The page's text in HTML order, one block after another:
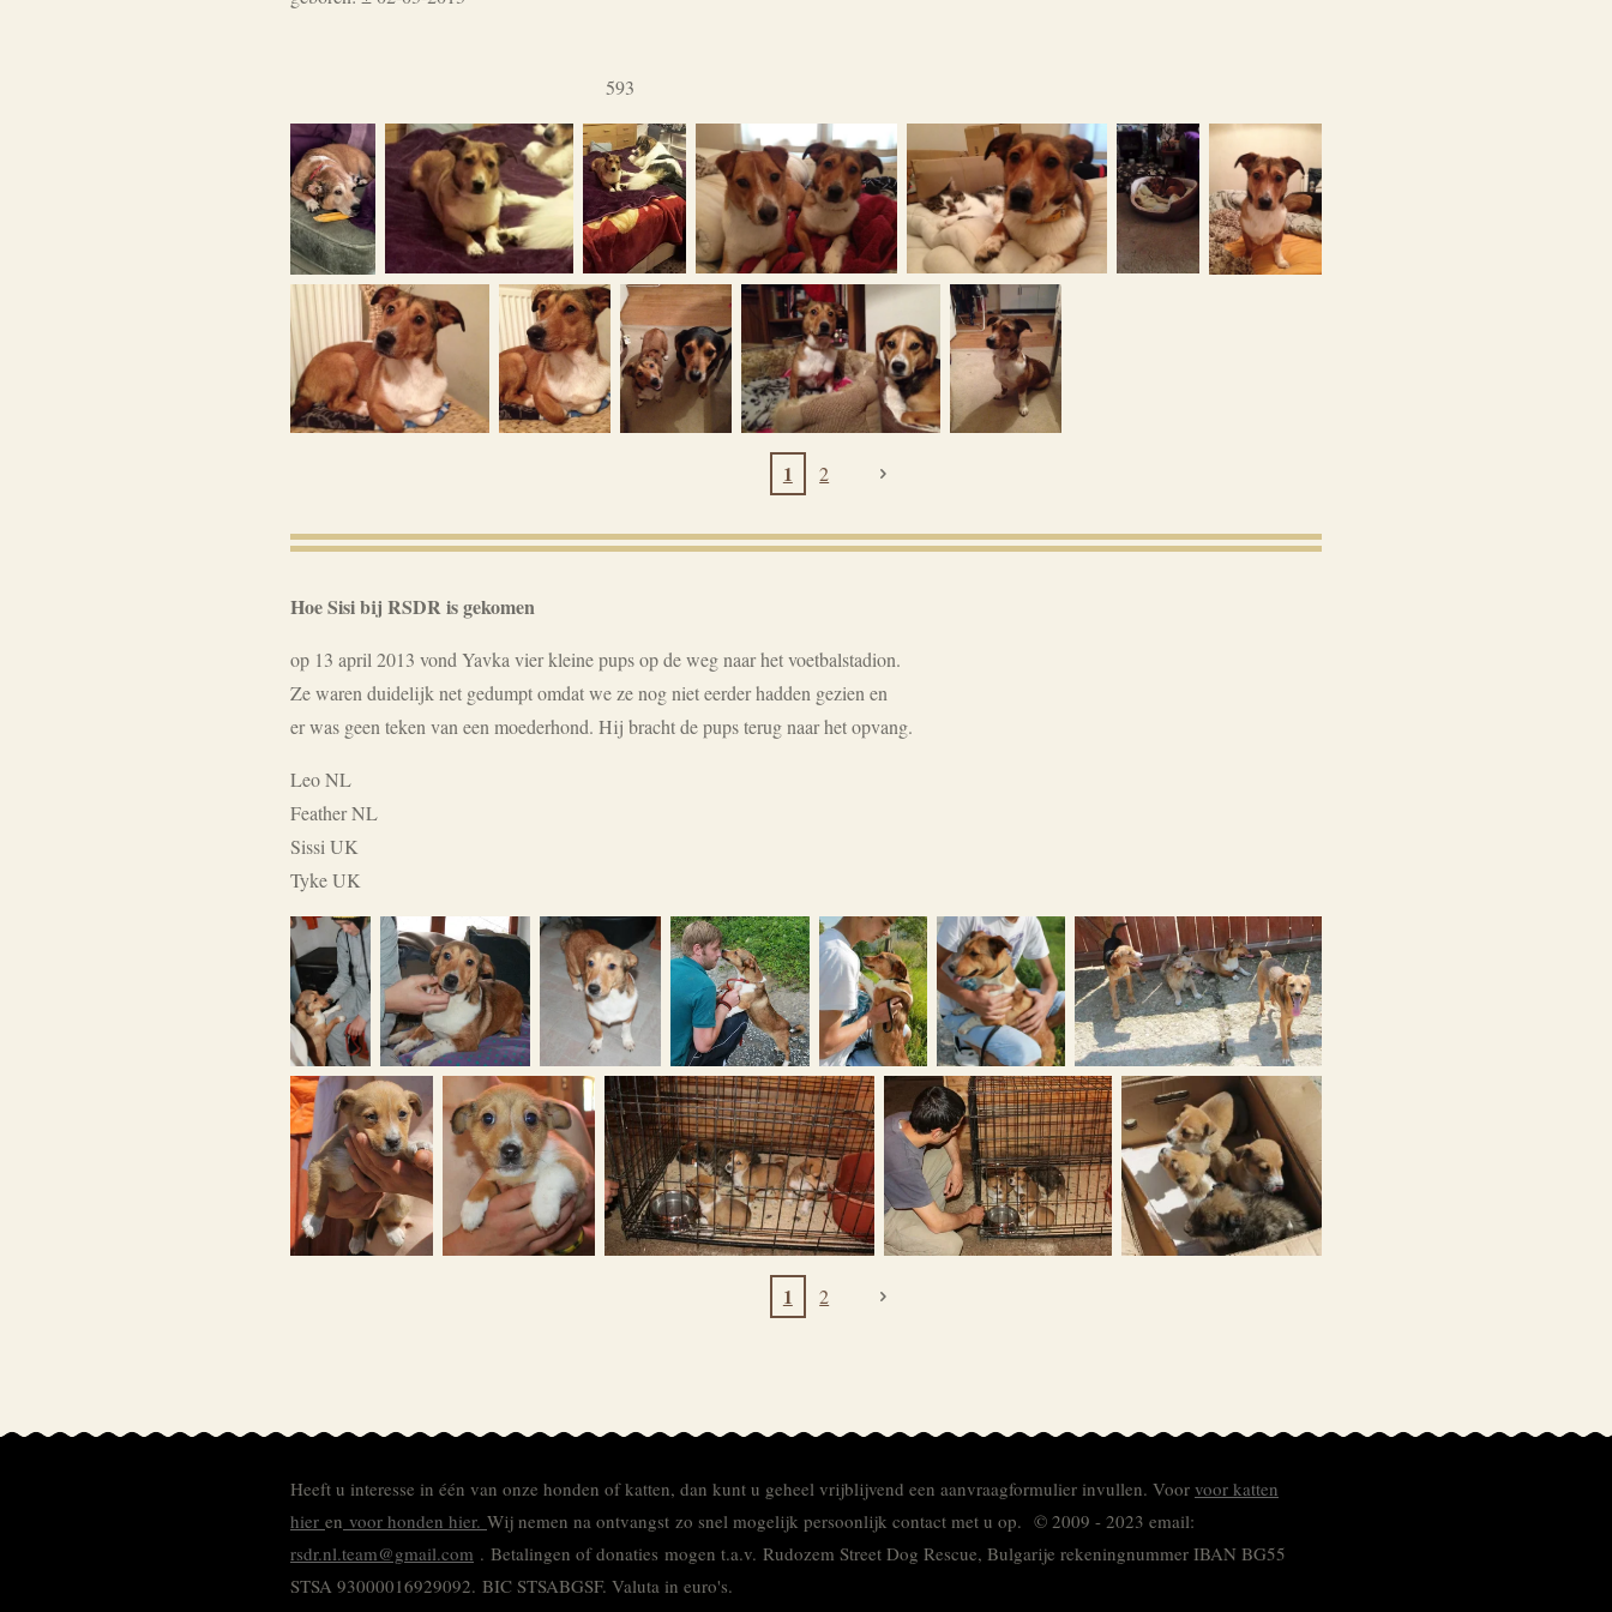
593
1 2
Hoe Sisi bij RSDR is gekomen
op 13 april 2013 vond Yavka vier kleine pups op de weg naar het voetbalstadion.
Ze waren duidelijk net gedumpt omdat we ze nog niet eerder hadden gezien en
er was geen teken van een moederhond. Hij bracht de pups terug naar het opvang.
Leo NL
Feather NL
Sissi UK
Tyke UK
1 2
Heeft u interesse in één van onze honden of katten, dan kunt u geheel vrijblijvend een aanvraagformulier invullen. Voor voor katten
hier en voor honden hier. Wij nemen na ontvangst zo snel mogelijk persoonlijk contact met u op. © 2009 - 2023 email:
rsdr.nl.team@gmail.com . Betalingen of donaties mogen t.a.v. Rudozem Street Dog Rescue, Bulgarije rekeningnummer IBAN BG55
STSA 93000016929092. BIC STSABGSF. Valuta in euro's.